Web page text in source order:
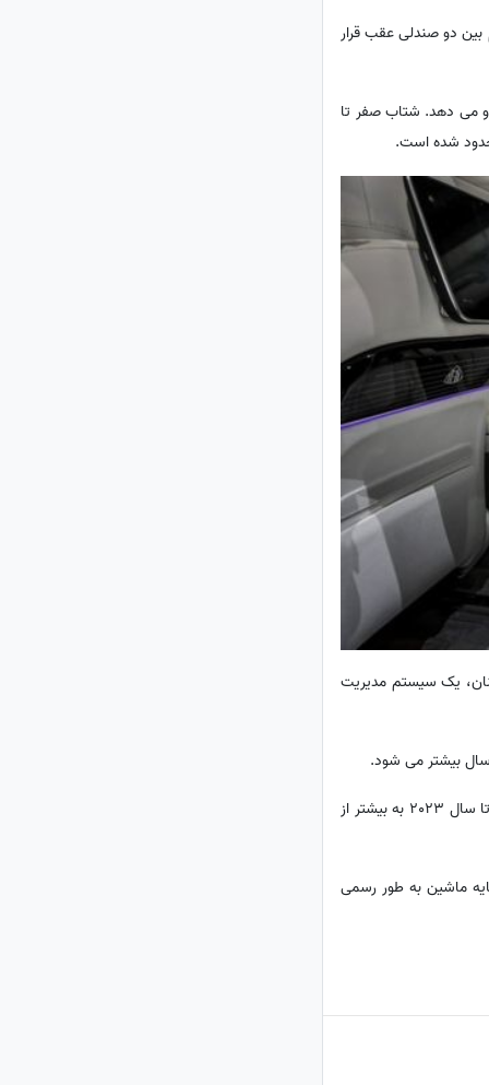
بین دو صندلی عقب قرار
کوچک 22 اسب بخاری به ماشین نیرو می دهد. شتاب صفر تا
یک سیستم مدیریت
بیشتر می شود.
سال گذشته میلادی فروش شاسی بلندهای بسیار لوکس حدود 7500 دستگاه بود، اما پیش بینی می شود این تعداد تا سال 2023 به بیشتر از
بازار عرضه خواهد شد. قیمت پایه ماشین به طور رسمی